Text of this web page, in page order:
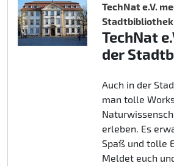
TechNat e.V.
Stadtbibliothek
TechNat
der
Auch in der
man tolle
erleben. Es
Spaß und tolle
Meldet euch